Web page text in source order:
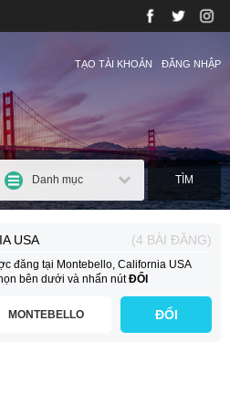
ĐĂNG NHẬP
TẠO TÀI KHOẢN
Danh mục TÌM
USA (4 BÀI ĐĂNG)
đăng tại Montebello, California USA
bên dưới và nhấn nútĐỔI
MONTEBELLO ĐỔI